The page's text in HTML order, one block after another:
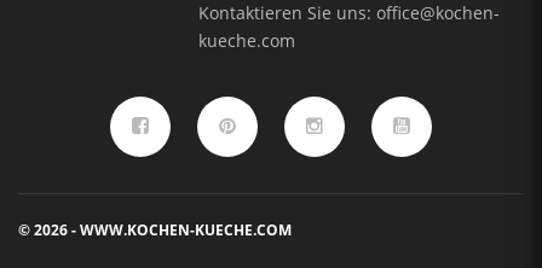
Kontaktieren Sie uns:office@kochen-
kueche.com
© 2026 - WWW.KOCHEN-KUECHE.COM